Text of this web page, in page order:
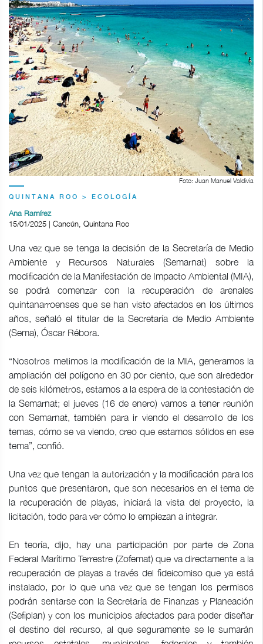
Foto: Juan Manuel Valdivia
QUINTANA ROO > ECOLOGÍA
Ana Ramírez
15/01/2025 | Cancún, Quintana Roo
Una vez que se tenga la decisión de la Secretaría de Medio
Ambiente y Recursos Naturales (Semarnat) sobre la
modificación de la Manifestación de Impacto Ambiental (MIA),
se podrá comenzar con la recuperación de arenales
quintanarroenses que se han visto afectados en los últimos
años, señaló el titular de la Secretaría de Medio Ambiente
(Sema), Óscar Rébora.
“Nosotros metimos la modificación de la MIA, generamos la
ampliación del polígono en 30 por ciento, que son alrededor
de seis kilómetros, estamos a la espera de la contestación de
la Semarnat; el jueves (16 de enero) vamos a tener reunión
con Semarnat, también para ir viendo el desarrollo de los
temas, cómo se va viendo, creo que estamos sólidos en ese
tema”, confió.
Una vez que tengan la autorización y la modificación para los
puntos que presentaron, que son necesarios en el tema de
la recuperación de playas, iniciará la vista del proyecto, la
licitación, todo para ver cómo lo empiezan a integrar.
En teoría, dijo, hay una participación por parte de Zona
Federal Marítimo Terrestre (Zofemat) que va directamente a la
recuperación de playas a través del fideicomiso que ya está
instalado, por lo que una vez que se tengan los permisos
podrán sentarse con la Secretaría de Finanzas y Planeación
(Sefiplan) y con los municipios afectados para poder diseñar
el destino del recurso, al que seguramente se le sumarán